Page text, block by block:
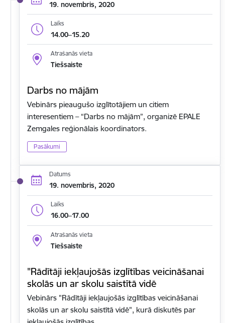
19. novembris, 2020
Laiks
14.00–15.20
Atrašanās vieta
Tiešsaiste
Darbs no mājām
Vebinārs pieaugušo izglītotājiem un citiem
interesentiem – “Darbs no mājām”, organizē EPALE
Zemgales reģionālais koordinators.
Pasākumi
Datums
19. novembris, 2020
Laiks
16.00–17.00
Atrašanās vieta
Tiešsaiste
"Rādītāji iekļaujošās izglītības veicināšanai
skolās un ar skolu saistītā vidē
Vebinārs "Rādītāji iekļaujošās izglītības veicināšanai
skolās un ar skolu saistītā vidē", kurā diskutēs par